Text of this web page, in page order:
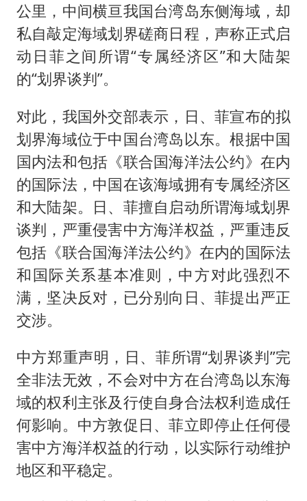
公里，中间横亘我国台湾岛东侧海域，却
私自敲定海域划界磋商日程，声称正式启
动日菲之间所谓“专属经济区”和大陆架
的“划界谈判”。
对此，我国外交部表示，日、菲宣布的拟
划界海域位于中国台湾岛以东。根据中国
国内法和包括《联合国海洋法公约》在内
的国际法，中国在该海域拥有专属经济区
和大陆架。日、菲擅自启动所谓海域划界
谈判，严重侵害中方海洋权益，严重违反
包括《联合国海洋法公约》在内的国际法
和国际关系基本准则，中方对此强烈不
满，坚决反对，已分别向日、菲提出严正
交涉。
中方郑重声明，日、菲所谓“划界谈判”完
全非法无效，不会对中方在台湾岛以东海
域的权利主张及行使自身合法权利造成任
何影响。中方敦促日、菲立即停止任何侵
害中方海洋权益的行动，以实际行动维护
地区和平稳定。